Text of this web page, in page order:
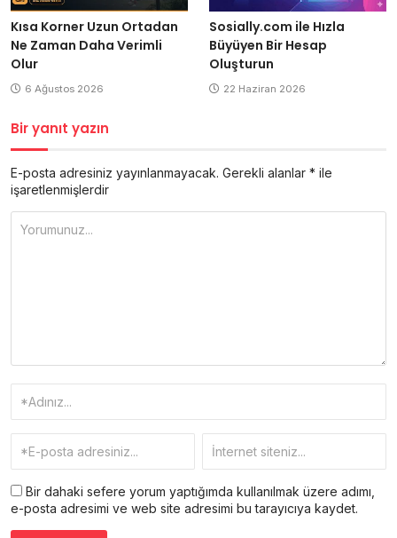
Kısa Korner Uzun Ortadan
Ne Zaman Daha Verimli
Olur
6 Ağustos 2026
Sosially.com ile Hızla
Büyüyen Bir Hesap
Oluşturun
22 Haziran 2026
Bir yanıt yazın
E-posta adresiniz yayınlanmayacak. Gerekli alanlar * ile
işaretlenmişlerdir
Bir dahaki sefere yorum yaptığımda kullanılmak üzere adımı,
e-posta adresimi ve web site adresimi bu tarayıcıya kaydet.